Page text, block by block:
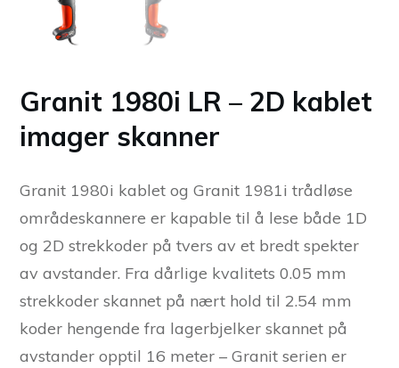
Granit 1980i LR – 2D kablet
imager skanner
Granit 1980i kablet og Granit 1981i trådløse
områdeskannere er kapable til å lese både 1D
og 2D strekkoder på tvers av et bredt spekter
av avstander. Fra dårlige kvalitets 0.05 mm
strekkoder skannet på nært hold til 2.54 mm
koder hengende fra lagerbjelker skannet på
avstander opptil 16 meter – Granit serien er